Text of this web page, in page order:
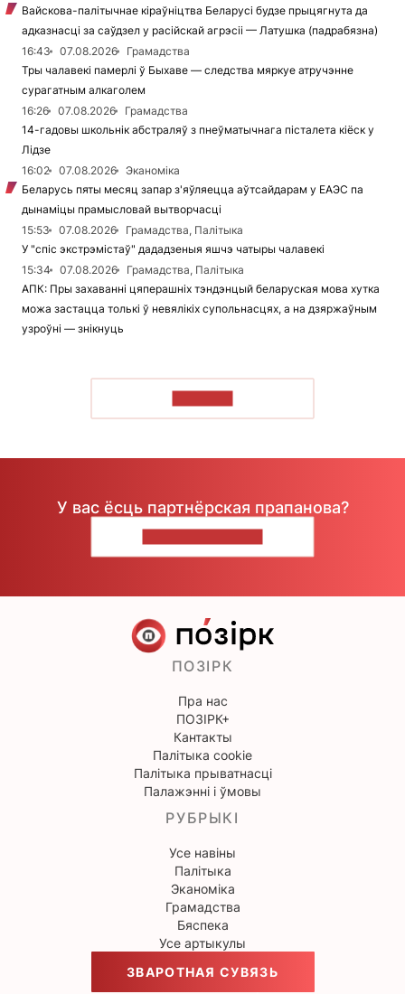
Вайскова-палітычнае кіраўніцтва Беларусі будзе прыцягнута да
адказнасці за саўдзел у расійскай агрэсіі — Латушка (падрабязна)
16:43
07.08.2026
Грамадства
Тры чалавекі памерлі ў Быхаве — следства мяркуе атручэнне
сурагатным алкаголем
16:26
07.08.2026
Грамадства
14-гадовы школьнік абстраляў з пнеўматычнага пісталета кіёск у
Лідзе
16:02
07.08.2026
Эканоміка
Беларусь пяты месяц запар з'яўляецца аўтсайдарам у ЕАЭС па
дынаміцы прамысловай вытворчасці
15:53
07.08.2026
Грамадства, Палітыка
У "спіс экстрэмістаў" дададзеныя яшчэ чатыры чалавекі
15:34
07.08.2026
Грамадства, Палітыка
АПК: Пры захаванні цяперашніх тэндэнцый беларуская мова хутка
можа застацца толькі ў невялікіх супольнасцях, а на дзяржаўным
узроўні — знікнуць
У вас ёсць партнёрская прапанова?
ПОЗІРК
Пра нас
ПОЗІРК+
Кантакты
Палітыка cookie
Палітыка прыватнасці
Палажэнні і ўмовы
РУБРЫКІ
Усе навіны
Палітыка
Эканоміка
Грамадства
Бяспека
Усе артыкулы
ЗВАРОТНАЯ СУВЯЗЬ